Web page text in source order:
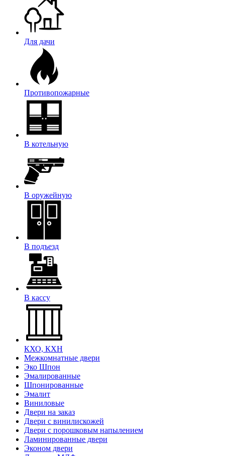
Для дачи
Противопожарные
В котельную
В оружейную
В подъезд
В кассу
КХО, КХН
Межкомнатные двери
Эко Шпон
Эмалированные
Шпонированные
Эмалит
Виниловые
Двери на заказ
Двери с винилискожей
Двери с порошковым напылением
Ламинированные двери
Эконом двери